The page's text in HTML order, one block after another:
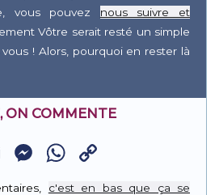
vous pouvez nous suivre et
Vôtre serait resté un simple
! Alors, pourquoi en rester là
ON COMMENTE
EmailMessenger
WhatsApp
Link
c'est en bas que ça se